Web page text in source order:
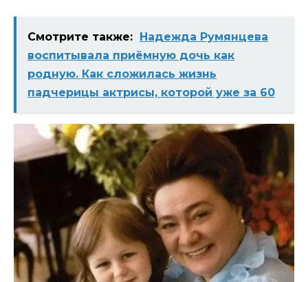
Смотрите также: Надежда Румянцева
воспитывала приёмную дочь как
родную. Как сложилась жизнь
падчерицы актрисы, которой уже за 60